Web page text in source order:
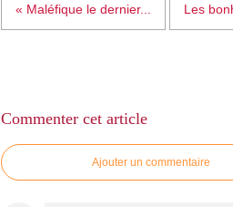
« Maléfique le dernier... Les
Commenter cet article
Ajouter un commentaire